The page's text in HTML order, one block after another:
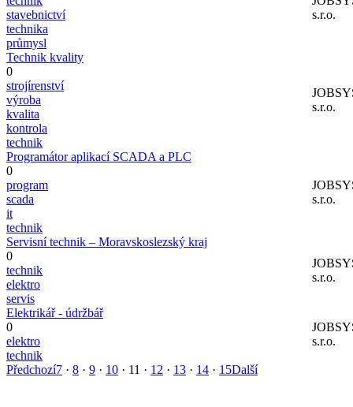
stavebnictví
technika
průmysl
s.r.o.
Technik kvality
0
strojírenství
výroba
kvalita
kontrola
technik
s.r.o.
Programátor aplikací SCADA a PLC
0
program
scada
it
technik
s.r.o.
Servisní technik – Moravskoslezský kraj
0
technik
elektro
servis
s.r.o.
Elektrikář - údržbář
0
elektro
technik
s.r.o.
Předchozí7 · 8 · 9 · 10 · 11 · 12 · 13 · 14 · 15Další